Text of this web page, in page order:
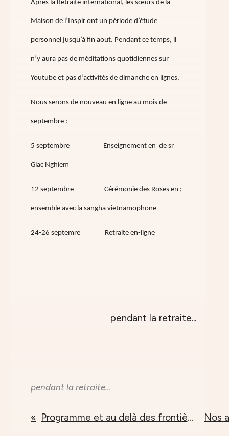
Après la Retraite international, les sœurs de la
Maison de l’Inspir ont un période d’étude
personnel jusqu’à fin aout. Pendant ce temps, il
n’y aura pas de méditations quotidiennes sur
Youtube et pas d’activités de dimanche en lignes.
Nous serons de nouveau en ligne au mois de
septembre :
5 septembre Enseignement en de sr
Giac Nghiem
12 septembre Cérémonie des Roses en ;
ensemble avec la sangha vietnamophone
24-26 septemre Retraite en-ligne
pendant la retraite...
Programme et au delà des frontières